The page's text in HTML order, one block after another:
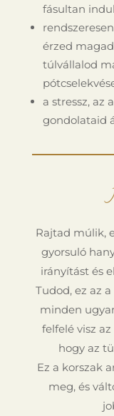
fásultan
érzed
túlvállalod
a stressz, az
gondolataid
Rajtad múlik,
gyorsuló
irányítást és
Tudod, ez az
minden
felfelé visz
hogy az
Ez a korszak
meg, és